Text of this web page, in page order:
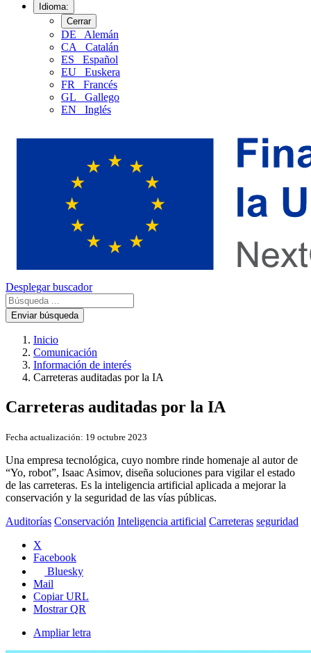
Idioma:
Cerrar
DE
Alemán
CA
Catalán
ES
Español
EU
Euskera
FR
Francés
GL
Gallego
EN
Inglés
Desplegar buscador
Enviar búsqueda
Inicio
Comunicación
Información de interés
Carreteras auditadas por la IA
Carreteras auditadas por la IA
Fecha actualización: 19 octubre 2023
Una empresa tecnológica, cuyo nombre rinde homenaje al autor de
“Yo, robot”, Isaac Asimov, diseña soluciones para vigilar el estado
de las carreteras. Es la inteligencia artificial aplicada a mejorar la
conservación y la seguridad de las vías públicas.
Auditorías Conservación Inteligencia artificial Carreteras seguridad
X
Facebook
Bluesky
Mail
Copiar URL
Mostrar QR
Ampliar letra